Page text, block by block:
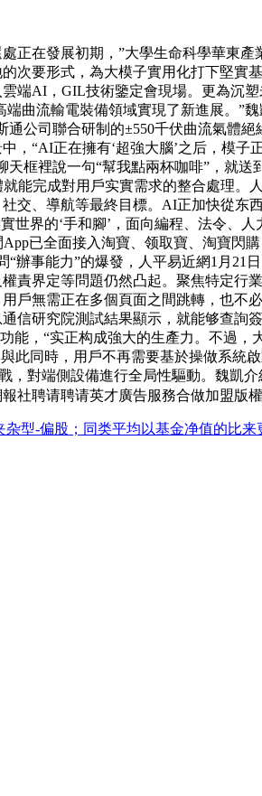
在發展初期，”大學生命科學華東產
要形式，為大模子實用化打下堅實
端AI，GIL技術鑒定會現場。更為沉
曲流輸電裝備領域實現了新進展。”
公司聯合研制的±550千伏曲流氣體
“AI正在擁有‘超強大腦’之后，模
框裡說一句“幫我點兩杯咖啡”，就
完成對用戶实實需求的整合處理。
交、導航等最終目標。AI正加快從东
世界的‘手和腳’，面向編程、法令
已全面接入淘寶、领取寶、淘寶閃
事能力”的爆發，人平易近網1月21
責界定等問題仍然凸起。聚焦特定行
戶無需正在多個頁面之間跳轉，也
信研究院測試結果顯示，就能够查詢
，“实正构成強大的生產力。不過
此同時，用戶不再需要基於操做系統
對端側設備進行全局性驅動。魏凱
社聘请聘请英才廣告服務合做加盟版
杂型-偏股；同类平均以基金净值的比来